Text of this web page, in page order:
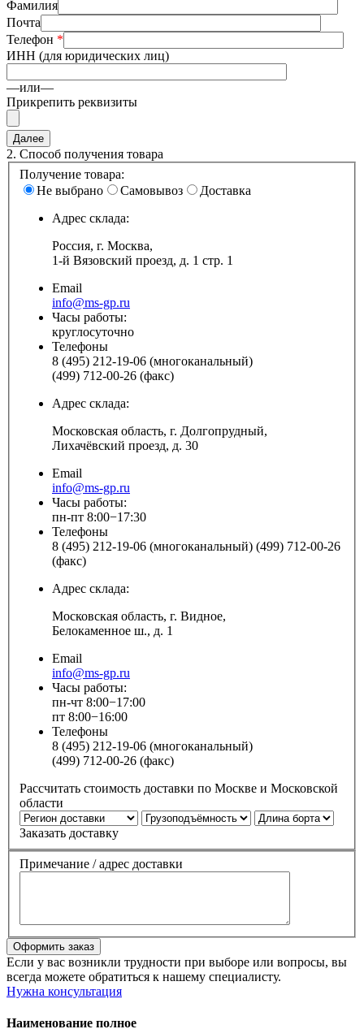
Фамилия
Почта
Телефон *
ИНН (для юридических лиц)
—или—
Прикрепить реквизиты
2. Способ получения товара
Получение товара:
Не выбрано
Самовывоз
Доставка
Адрес склада:
Россия, г. Москва,
1-й Вязовский проезд, д. 1 стр. 1
Email
info@ms-gp.ru
Часы работы:
круглосуточно
Телефоны
8 (495) 212-19-06 (многоканальный)
(499) 712-00-26 (факс)
Адрес склада:
Московская область, г. Долгопрудный,
Лихачёвский проезд, д. 30
Email
info@ms-gp.ru
Часы работы:
пн-пт 8:00−17:30
Телефоны
8 (495) 212-19-06 (многоканальный) (499) 712-00-26
(факс)
Адрес склада:
Московская область, г. Видное,
Белокаменное ш., д. 1
Email
info@ms-gp.ru
Часы работы:
пн-чт 8:00−17:00
пт 8:00−16:00
Телефоны
8 (495) 212-19-06 (многоканальный)
(499) 712-00-26 (факс)
Рассчитать стоимость доставки по Москве и Московской
области
Заказать доставку
Примечание / адрес доставки
Если у вас возникли трудности при выборе или вопросы, вы
всегда можете обратиться к нашему специалисту.
Нужна консультация
Наименование полное